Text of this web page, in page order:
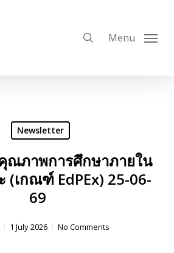
Menu
Newsletter
ณภาพการศึกษาภายใน
เกณฑ์ EdPEx) 25-06-
69
1 July 2026 No Comments